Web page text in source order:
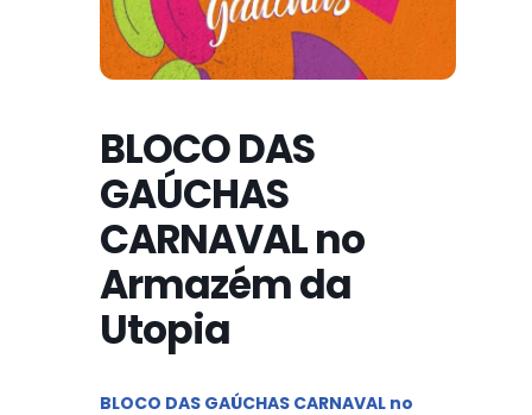
BLOCO DAS
GAÚCHAS
CARNAVAL no
Armazém da
Utopia
BLOCO DAS GAÚCHAS CARNAVAL no